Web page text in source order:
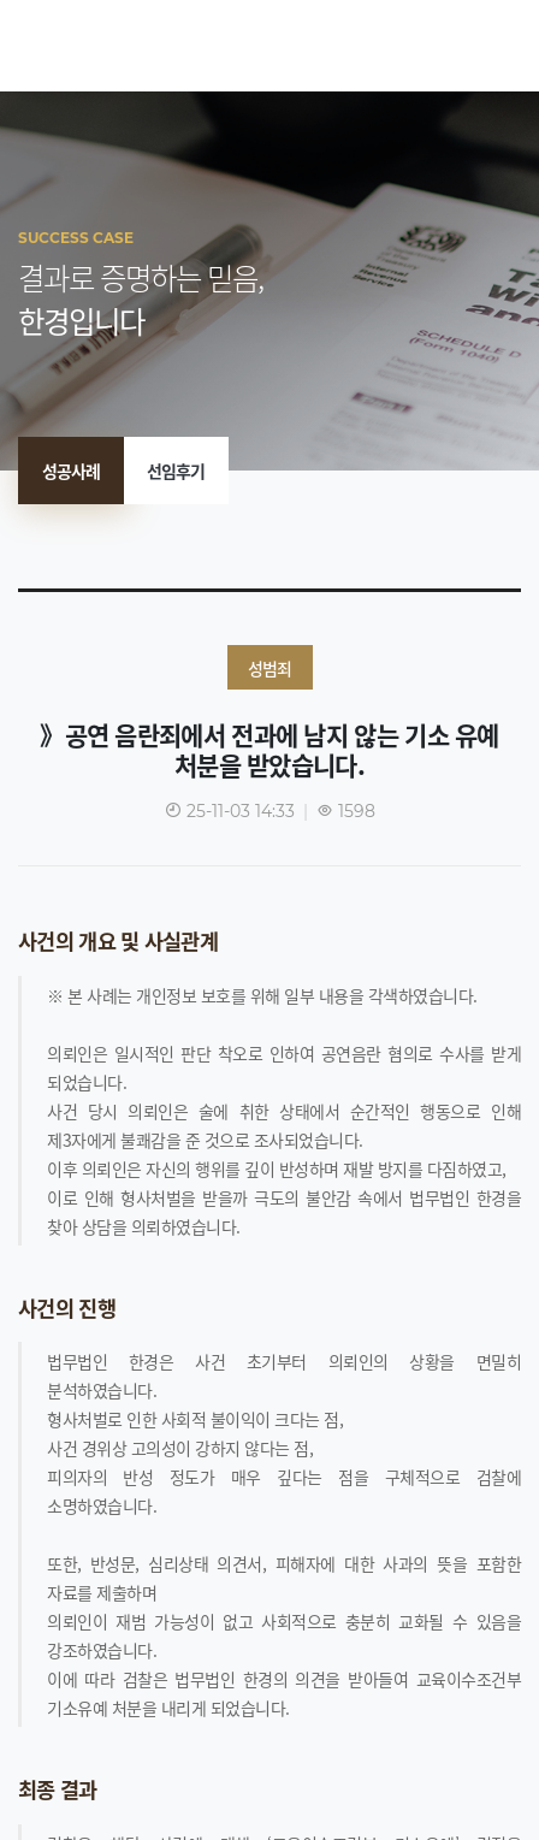
SUCCESS CASE
결과로 증명하는 믿음,
한경입니다
성공사례 선임후기
성범죄
》공연 음란죄에서 전과에 남지 않는 기소 유예
처분을 받았습니다.
25-11-03 14:33 | 1598
사건의 개요 및 사실관계
※ 본 사례는 개인정보 보호를 위해 일부 내용을 각색하였습니다.
의뢰인은 일시적인 판단 착오로 인하여 공연음란 혐의로 수사를 받게
되었습니다.
사건 당시 의뢰인은 술에 취한 상태에서 순간적인 행동으로 인해
제3자에게 불쾌감을 준 것으로 조사되었습니다.
이후 의뢰인은 자신의 행위를 깊이 반성하며 재발 방지를 다짐하였고,
이로 인해 형사처벌을 받을까 극도의 불안감 속에서 법무법인 한경을
찾아 상담을 의뢰하였습니다.
사건의 진행
법무법인 한경은 사건 초기부터 의뢰인의 상황을 면밀히
분석하였습니다.
형사처벌로 인한 사회적 불이익이 크다는 점,
사건 경위상 고의성이 강하지 않다는 점,
피의자의 반성 정도가 매우 깊다는 점을 구체적으로 검찰에
소명하였습니다.
또한, 반성문, 심리상태 의견서, 피해자에 대한 사과의 뜻을 포함한
자료를 제출하며
의뢰인이 재범 가능성이 없고 사회적으로 충분히 교화될 수 있음을
강조하였습니다.
이에 따라 검찰은 법무법인 한경의 의견을 받아들여 교육이수조건부
기소유예 처분을 내리게 되었습니다.
최종 결과